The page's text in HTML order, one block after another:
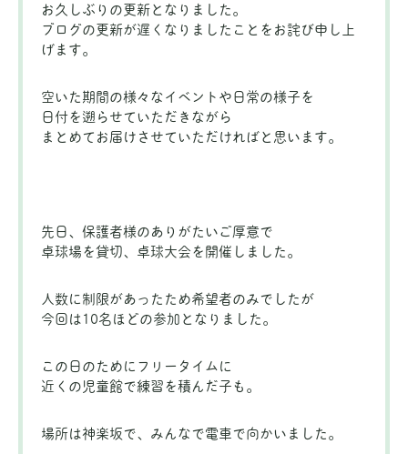
お久しぶりの更新となりました。
ブログの更新が遅くなりましたことをお詫び申し上
げます。
空いた期間の様々なイベントや日常の様子を
日付を遡らせていただきながら
まとめてお届けさせていただければと思います。
先日、保護者様のありがたいご厚意で
卓球場を貸切、卓球大会を開催しました。
人数に制限があったため希望者のみでしたが
今回は10名ほどの参加となりました。
この日のためにフリータイムに
近くの児童館で練習を積んだ子も。
場所は神楽坂で、みんなで電車で向かいました。